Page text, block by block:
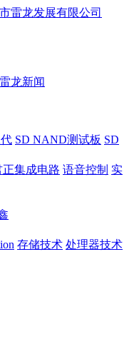
雷龙新闻
SD NAND测试板 SD
正集成电路 语音控制 实
存储技术 处理器技术